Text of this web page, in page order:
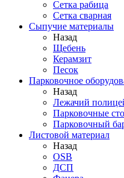
Сетка рабица
Сетка сварная
Сыпучие материалы
Назад
Щебень
Керамзит
Песок
Парковочное
Назад
Лежачий
Парковочные
Парковочный
Листовой материал
Назад
OSB
ДСП